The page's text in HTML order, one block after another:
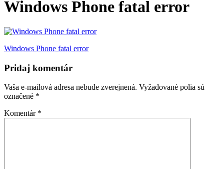
Windows Phone fatal error
Navigácia
v
článku
Windows Phone fatal error
Pridaj komentár
Vaša e-mailová adresa nebude zverejnená. Vyžadované polia sú
označené *
Komentár *